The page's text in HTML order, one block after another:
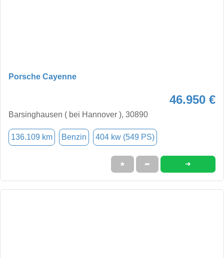
Porsche Cayenne
46.950 €
Barsinghausen ( bei Hannover ), 30890
136.109 km Benzin 404 kw (549 PS)
★ ➦ ➜